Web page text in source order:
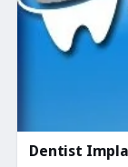
Dentist